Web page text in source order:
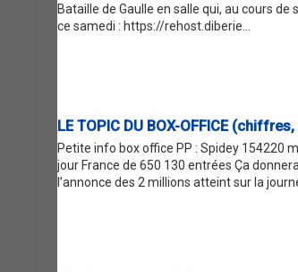
Bataille de Gaulle en salle qui, au cours
ce samedi : https://rehost.diberie...
LE TOPIC DU BOX-OFFICE
Petite info box office PP : Spidey 154220
jour France de 650 130 entrées Ça
l’annonce des 2 millions atteint sur la